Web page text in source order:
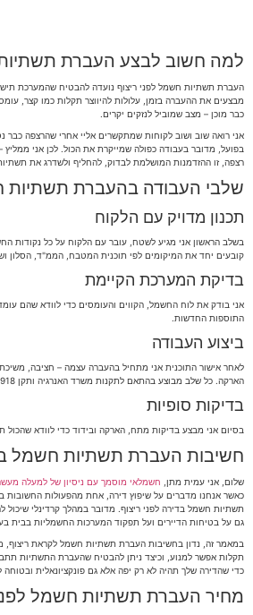
למה חשוב לבצע העברת תשתיות
העברת תשתיות חשמל לפני ריצוף נועדה להבטיח שהמערכת
מבצעים את ההעברה בזמן, עלולות להיווצר תקלות כמו קצר,
כבר מוכן – מצב שמוביל לנזקים יקרים.
אני רואה שוב ושוב לקוחות שמתקשרים אליי אחרי שהרצפה כבר
בפועל, מדובר בעבודה כפולה שמייקרת את הכול. לכן אני
רצפה, זו ההזדמנות המושלמת לבדוק, להחליף ולשדרג את
שלבי העבודה בהעברת
תכנון מדויק עם הלקוח
בשלב הראשון אני מגיע לשטח, עובר עם הלקוח על כל נקודות
קובעים יחד את המיקומים לפי תוכנית המטבח, הממ"ד, הסלון
בדיקת המערכת הקיימת
אני בודק את לוח החשמל, הקווים והעומסים כדי לוודא שהם
התוספות החדשות.
ביצוע העבודה
לאחר אישור התוכנית אני מתחיל בהעברה עצמה – חציבה,
הארקה. כל שלב מבוצע בהתאם לתקנות משרד האנרגיה ותקן 1918 של מכון התקנים.
בדיקות סופיות
בסיום אני מבצע בדיקות מתח, הארקה ובידוד כדי לוודא שהכול
חשיבות העברת תשתיות חשמל
שלום, אני עמית מתן, חשמלאי מוסמך עם ניסיון של למעלה
כאשר אנחנו מדברים על שיפוץ דירה, אחת מהפעולות החשובות
תשתיות חשמל בדירה לפני ריצוף. מדובר במהלך קרדינלי
גם על בטיחות הדיירים ועל תפקוד המערכות החשמליות בבית
במאמר זה, נדון בחשיבות העברת תשתיות חשמל לקראת ריצוף,
תקלות אפשר למנוע, וכיצד ניתן להבטיח שהעברת התשתיות
כדי שהדירה שלך תהיה לא רק יפה אלא גם פונקציונאלית ובטוחה
מחיר העברת תשתיות חשמל